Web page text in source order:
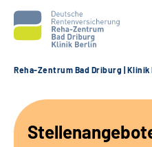
Unsere Angebote
Reha-Zentrum Bad Driburg | Klinik